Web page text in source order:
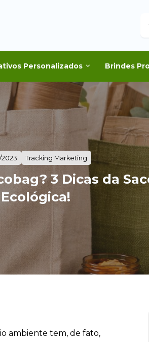
Personalizados Brindes
2023 Tracking Marketing
3 Dicas da
Ecológica!
ambiente tem, de fato,